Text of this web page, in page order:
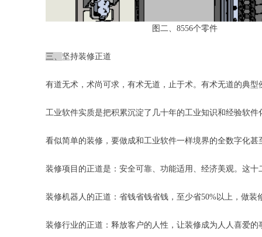
图二、 8556个零件
三、 坚持装修正道
有道无术，术尚可求，有术无道，止于术。有术无道的典型
工业软件实质是把积累沉淀了几十年的工业知识和经验软
看似简单的装修 ，要做成和工业软件一样境界的全数字化甚
装修项目的正道是 ： 安全可靠、功能适用、经济美观。 这十
装修机器人的正道：省钱省钱省钱 ， 至少省50%以上，做装
装修行业的正道：释放客户的人性，让装修成为人人喜爱